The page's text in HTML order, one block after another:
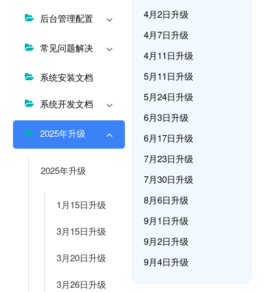
后台管理配置
常见问题解决
系统安装文档
系统开发文档
2025年升级
2025年升级
1月15日升级
3月15日升级
3月20日升级
3月26日升级
4月2日升级
4月7日升级
4月11日升级
5月11日升级
5月24日升级
6月3日升级
6月17日升级
7月23日升级
7月30日升级
8月6日升级
9月1日升级
9月2日升级
9月4日升级